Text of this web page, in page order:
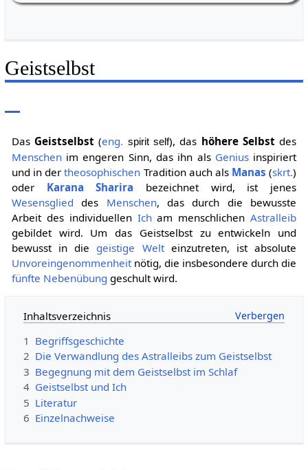
Weiherstr. 16
Geistselbst
DasGeistselbst(eng. spirit self), dashöhere Selbstdes
Menschen im engeren Sinn, das ihn als Geniusinspiriert
und in dertheosophischen Tradition auch alsManas (skrt.)
oderKarana Sharirabezeichnet wird, ist jenes
WesensglieddesMenschen , das durch die bewusste
Arbeit des individuellen Icham menschlichenAstralleib
gebildet wird. Um das Geistselbst zu entwickeln und
bewusst in diegeistige Welt einzutreten, ist absolute
Unvoreingenommenheitnötig, die insbesondere durch die
1 Begriffsgeschichte
2 Die Verwandlung des Astralleibs zum Geistselbst
3 Begegnung mit dem Geistselbst im Schlaf
4 Geistselbst und Ich
5 Literatur